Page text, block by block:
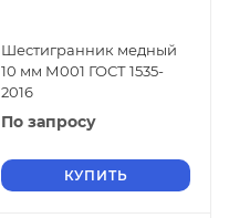
Шестигранник медный
10 мм М001 ГОСТ 1535-
2016
По запросу
КУПИТЬ